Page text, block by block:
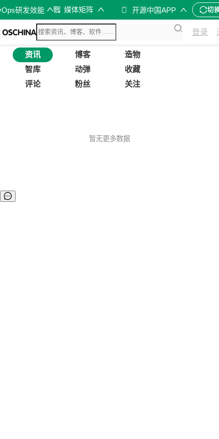
研发效能 媒体矩阵 开源中国APP 切
登录
资讯 博客
造物
智库
动弹
收藏
评论
粉丝 关注
暂无更多数据